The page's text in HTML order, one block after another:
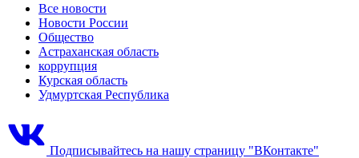
Все новости
Новости России
Общество
Астраханская область
коррупция
Курская область
Удмуртская Республика
Подписывайтесь на нашу страницу "ВКонтакте"